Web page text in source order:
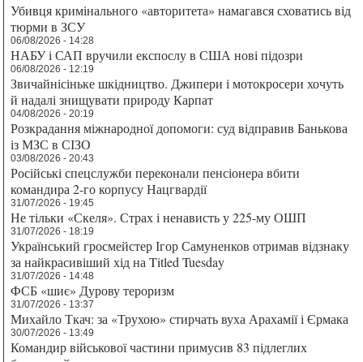
Убивця кримінального «авторитета» намагався сховатись від
тюрми в ЗСУ
06/08/2026 - 14:28
НАБУ і САП вручили експослу в США нові підозри
06/08/2026 - 12:19
Звичайнісіньке шкідництво. Джипери і мотокросери хочуть
й надалі знищувати природу Карпат
04/08/2026 - 20:19
Розкрадання міжнародної допомоги: суд відправив Банькова
із МЗС в СІЗО
03/08/2026 - 20:43
Російські спецслужби переконали пенсіонера вбити
командира 2-го корпусу Нацгвардії
31/07/2026 - 19:45
Не тільки «Скеля». Страх і ненависть у 225-му ОШП
31/07/2026 - 18:19
Український гросмейстер Ігор Самуненков отримав відзнаку
за найкрасивіший хід на Titled Tuesday
31/07/2026 - 14:48
ФСБ «шиє» Дурову тероризм
31/07/2026 - 13:37
Михайло Ткач: за «Трухою» стирчать вуха Арахамії і Єрмака
30/07/2026 - 13:49
Командир військової частини примусив 83 підлеглих